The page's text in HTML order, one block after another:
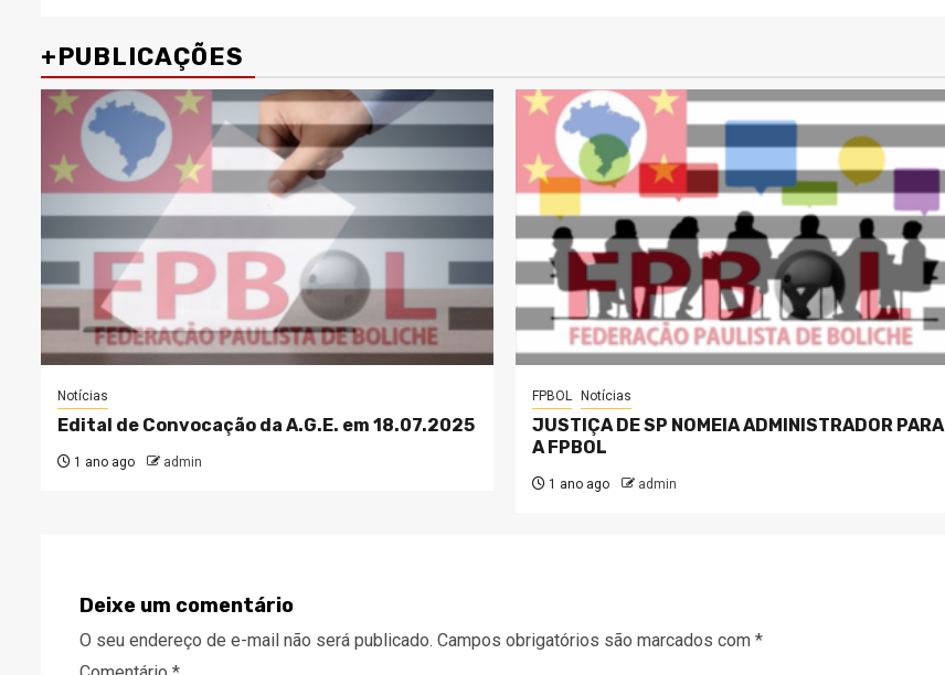
+PUBLICAÇÕES
Notícias
Edital de Convocação da A.G.E. em 18.07.2025
1 ano ago admin
FPBOL Notícias
JUSTIÇA DE SP NOMEIA ADMINISTRADOR PARA
A FPBOL
1 ano ago admin
Deixe um comentário
O seu endereço de e-mail não será publicado. Campos obrigatórios são marcados com *